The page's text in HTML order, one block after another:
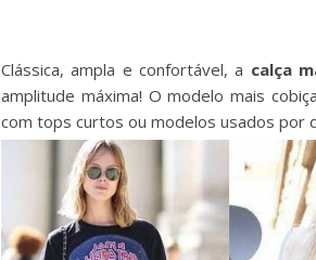
Clássica, ampla e confortável, a calça
amplitude máxima! O modelo mais
com tops curtos ou modelos usados por